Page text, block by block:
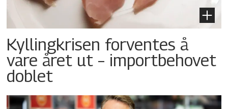
Kyllingkrisen forventes å
vare året ut – importbehovet
doblet